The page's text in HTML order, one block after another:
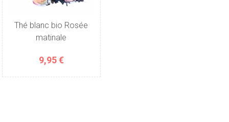
Thé blanc bio Rosée
matinale
9,95 €